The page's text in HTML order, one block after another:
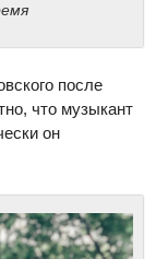
после
что музыкант
он